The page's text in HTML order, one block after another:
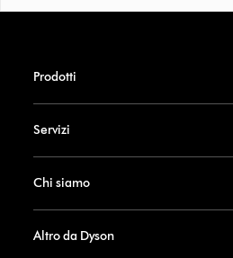
Prodotti
Servizi
Chi siamo
Altro da Dyson